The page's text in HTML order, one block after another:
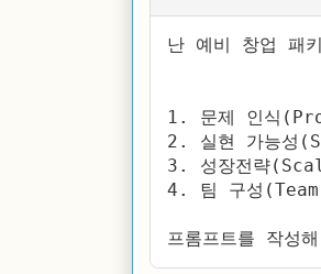
난 예비 창업 패
1. 문제 인식
2. 실현 가능성
3. 성장전략
4. 팀 구성
프롬프트를 작성